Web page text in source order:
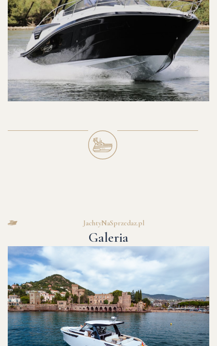
JachtyNaSprzedaz.pl
Galeria